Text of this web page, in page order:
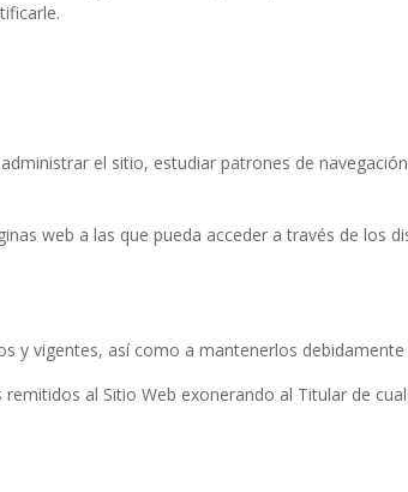
el sitio, estudiar patrones de
web a las que pueda acceder a través de los
y vigentes, así como a mantenerlos debidamente
al Sitio Web exonerando al Titular de